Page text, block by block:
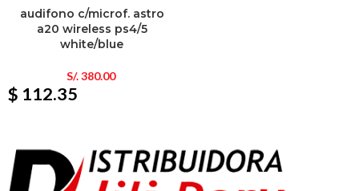
audifono c/microf. astro
a20 wireless ps4/5
white/blue
S/.380.00
$ 112.35